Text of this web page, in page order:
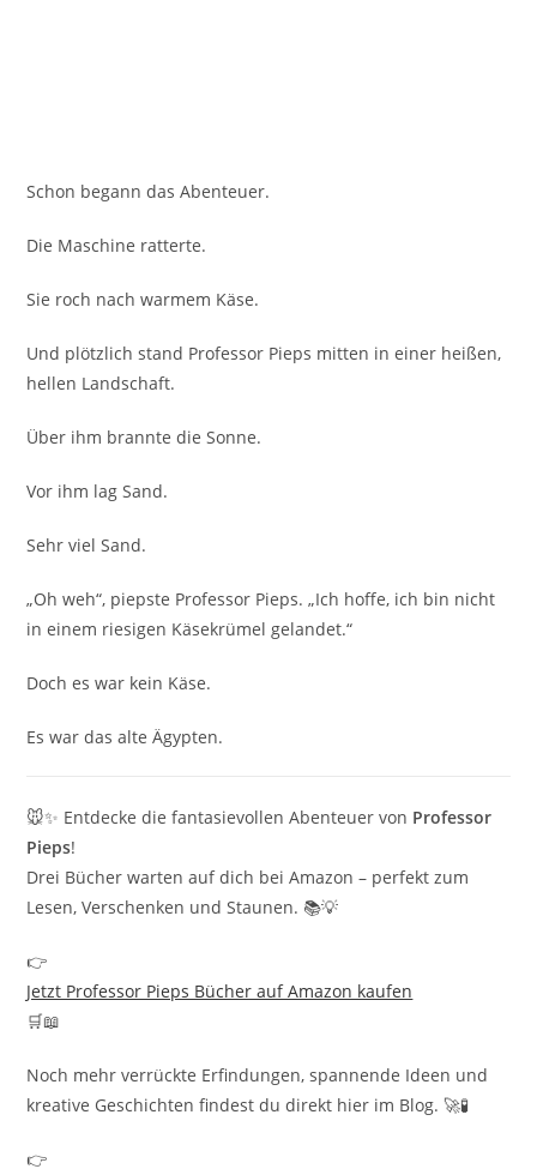
Schon begann das Abenteuer.
Die Maschine ratterte.
Sie roch nach warmem Käse.
Und plötzlich stand Professor Pieps mitten in einer heißen,
hellen Landschaft.
Über ihm brannte die Sonne.
Vor ihm lag Sand.
Sehr viel Sand.
„Oh weh“, piepste Professor Pieps. „Ich hoffe, ich bin nicht
in einem riesigen Käsekrümel gelandet.“
Doch es war kein Käse.
Es war das alte Ägypten.
🐭✨ Entdecke die fantasievollen Abenteuer von Professor
Pieps!
Drei Bücher warten auf dich bei Amazon – perfekt zum
Lesen, Verschenken und Staunen. 📚💡
👉
Jetzt Professor Pieps Bücher auf Amazon kaufen
🛒📖
Noch mehr verrückte Erfindungen, spannende Ideen und
kreative Geschichten findest du direkt hier im Blog. 🚀🧪
👉